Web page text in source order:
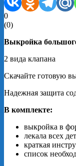
0
(0)
Выкройка
2 вида клапана
Скачайте готовую
Надежная защита
В комплекте:
выкройка в
лекала всех
краткая
список